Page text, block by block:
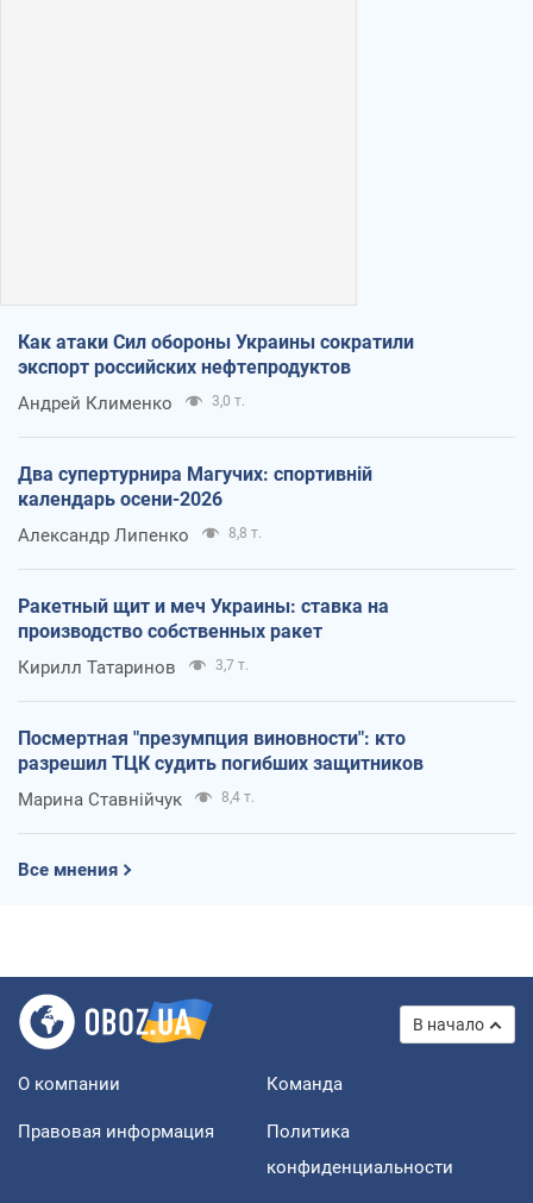
Как атаки Сил обороны Украины сократили
экспорт российских нефтепродуктов
Андрей Клименко 3,0 т.
Два супертурнира Магучих: спортивній
календарь осени-2026
Александр Липенко 8,8 т.
Ракетный щит и меч Украины: ставка на
производство собственных ракет
Кирилл Татаринов 3,7 т.
Посмертная "презумпция виновности": кто
разрешил ТЦК судить погибших защитников
Марина Ставнійчук 8,4 т.
Все мнения
В начало
О компании Команда
Правовая информация
Политика
конфиденциальности